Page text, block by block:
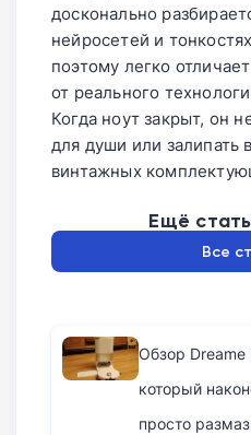
досконально
нейросетей и
поэтому легко
от реального
Когда ноут закрыт, он
для души или залипать
винтажных
Ещё
Все
Обзор Dreame
который
просто